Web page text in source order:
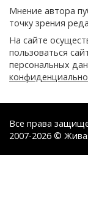
Мнение автора
точку зрения
На сайте
пользоваться
персональных
Все права
2007-2026 ©